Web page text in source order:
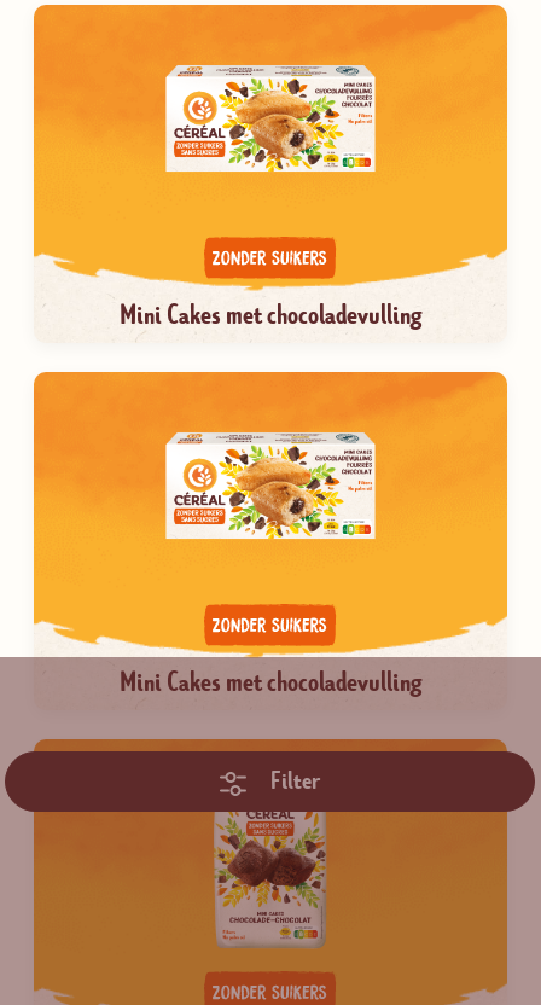
Filter
Mini Cakes met chocoladevulling
Mini Cakes met chocoladevulling